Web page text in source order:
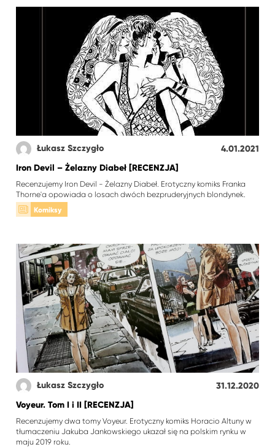
Łukasz Szczygło
4.01.2021
Iron Devil – Żelazny Diabeł [RECENZJA]
Recenzujemy Iron Devil - Żelazny Diabeł. Erotyczny komiks Franka
Thorne'a opowiada o losach dwóch bezpruderyjnych blondynek.
Komiksy
Łukasz Szczygło
31.12.2020
Voyeur. Tom I i II [RECENZJA]
Recenzujemy dwa tomy Voyeur. Erotyczny komiks Horacio Altuny w
tłumaczeniu Jakuba Jankowskiego ukazał się na polskim rynku w
maju 2019 roku.